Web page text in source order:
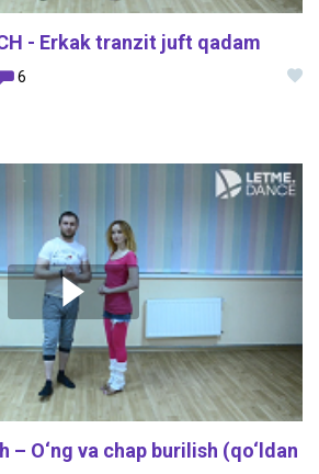
- Erkak tranzit juft qadam
6
– O‘ng va chap burilish (qo‘ldan